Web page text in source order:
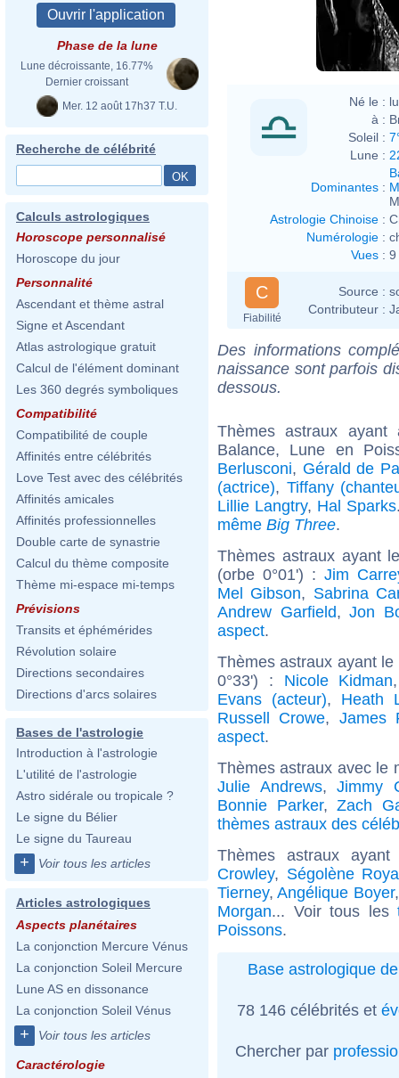
Phase de la lune
Lune décroissante, 16.77%
Dernier croissant
Mer. 12 août 17h37 T.U.
Recherche de célébrité
Calculs astrologiques
Horoscope personnalisé
Horoscope du jour
Personnalité
Ascendant et thème astral
Signe et Ascendant
Atlas astrologique gratuit
Calcul de l'élément dominant
Les 360 degrés symboliques
Compatibilité
Compatibilité de couple
Affinités entre célébrités
Love Test avec des célébrités
Affinités amicales
Affinités professionnelles
Double carte de synastrie
Calcul du thème composite
Thème mi-espace mi-temps
Prévisions
Transits et éphémérides
Révolution solaire
Directions secondaires
Directions d'arcs solaires
Bases de l'astrologie
Introduction à l'astrologie
L'utilité de l'astrologie
Astro sidérale ou tropicale ?
Le signe du Bélier
Le signe du Taureau
+ Voir tous les articles
Articles astrologiques
Aspects planétaires
La conjonction Mercure Vénus
La conjonction Soleil Mercure
Lune AS en dissonance
La conjonction Soleil Vénus
+ Voir tous les articles
Caractérologie
Né le :
à :
Soleil :
Lune :
Dominantes :
Astrologie Chinoise :
Numérologie :
Vues : 9
C
Fiabilité
Source :
Contributeur :
Des informations
naissance sont parfois
dessous.
Thèmes astraux
Balance, Lune en
Berlusconi, Gérald de
(actrice), Tiffany
Lillie Langtry, Hal Sparks
même Big Three.
Thèmes astraux ayant
(orbe 0°01') : Jim
Mel Gibson, Sabrina
Andrew Garfield,Jon
aspect.
Thèmes astraux ayant
0°33') : Nicole Kidman
Evans (acteur), Heath
Russell Crowe, James
aspect.
Thèmes astraux avec le
Julie Andrews,Jimmy
Bonnie Parker, Zach
thèmes astraux des
Thèmes astraux
Crowley, Ségolène
Tierney,Angélique Boyer
Morgan... Voir tous les
Poissons.
Base astrologique
78 146 célébrités et
Chercher par